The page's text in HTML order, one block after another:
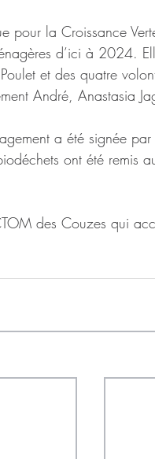
pour la Croissance
d’ici à 2024.
et des quatre
André, Anastasia
a été signée par
ont été remis
des Couzes qui